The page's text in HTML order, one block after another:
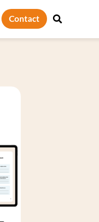
Contact